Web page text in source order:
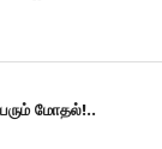
மோதல்!..